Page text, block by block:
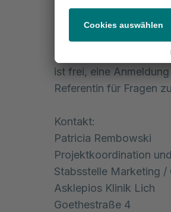
Schwandner.
Der Vortrag findet
Konferenzraum II im
ist frei, eine
Referentin für Fragen
Kontakt:
Patricia Rembowski
Projektkoordination
Stabsstelle Marketing
Asklepios Klinik Lich
Goethestraße 4